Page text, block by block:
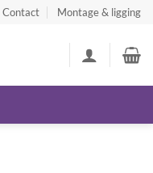
Contact Montage & ligging